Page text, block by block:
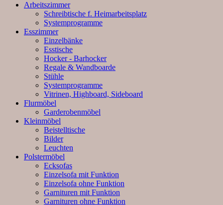
Arbeitszimmer
Schreibtische f. Heimarbeitsplatz
Systemprogramme
Esszimmer
Einzelbänke
Esstische
Hocker - Barhocker
Regale & Wandboarde
Stühle
Systemprogramme
Vitrinen, Highboard, Sideboard
Flurmöbel
Garderobenmöbel
Kleinmöbel
Beistelltische
Bilder
Leuchten
Polstermöbel
Ecksofas
Einzelsofa mit Funktion
Einzelsofa ohne Funktion
Garnituren mit Funktion
Garnituren ohne Funktion